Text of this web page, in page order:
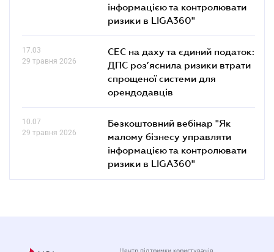
інформацією та контролювати
ризики в LIGA360"
17.03
29 травня 2026
СЕС на даху та єдиний податок:
ДПС роз’яснила ризики втрати
спрощеної системи для
орендодавців
10.07
29 травня 2026
Безкоштовний вебінар "Як
малому бізнесу управляти
інформацією та контролювати
ризики в LIGA360"
Центр підтримки користувачів